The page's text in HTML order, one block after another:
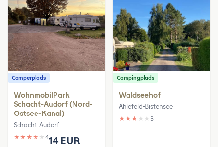
Camperplads
WohnmobilPark
Schacht-Audorf (Nord-
Ostsee-Kanal)
Schacht-Audorf
★ ★ ★ ★ ★ 414 EUR
Campingplads
Waldseehof
Ahlefeld-Bistensee
★ ★ ★ ★ ★ 3